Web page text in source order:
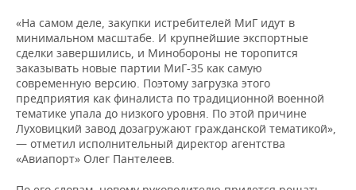
«На самом деле, закупки истребителей МиГ идут в
минимальном масштабе. И крупнейшие экспортные
сделки завершились, и Минобороны не торопится
заказывать новые партии МиГ-35 как самую
современную версию. Поэтому загрузка этого
предприятия как финалиста по традиционной военной
тематике упала до низкого уровня. По этой причине
Луховицкий завод дозагружают гражданской тематикой»,
— отметил исполнительный директор агентства
«Авиапорт» Олег Пантелеев.